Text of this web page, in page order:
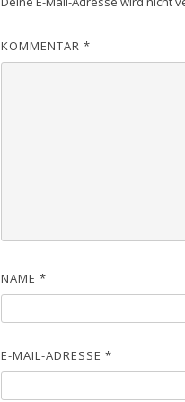
KOMMENTAR*
NAME*
E-MAIL-ADRESSE*